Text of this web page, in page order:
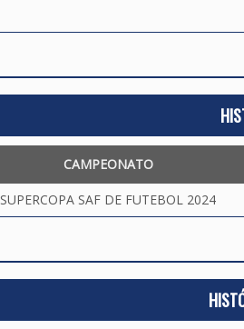
CAMPEONATO
SUPERCOPA SAF DE FUTEBOL 2024